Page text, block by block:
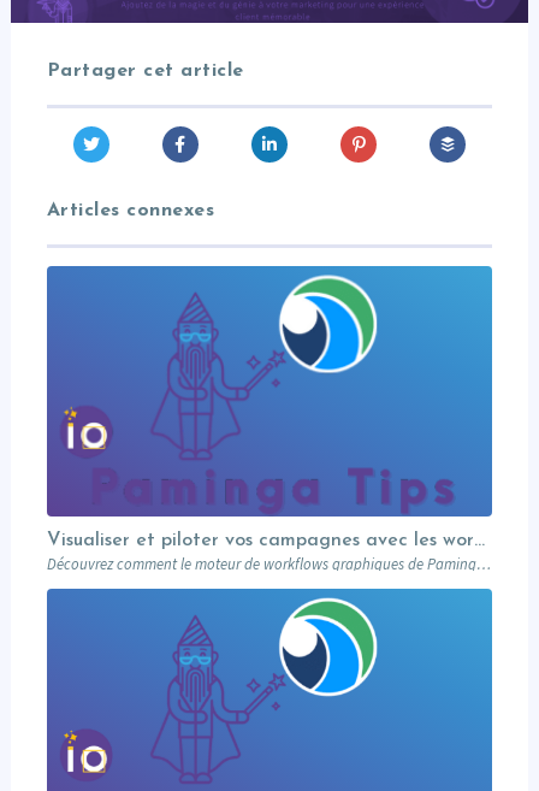
Partager cet article
Articles connexes
Visualiser et piloter vos campagnes avec les workflows graphiques Paminga.
Découvrez comment le moteur de workflows graphiques de Paminga vous permet de visualiser toute la logique de vos campagnes en un seul coup d’œil — branches conditionnelles, AB tests, waits et intégration Salesforce.